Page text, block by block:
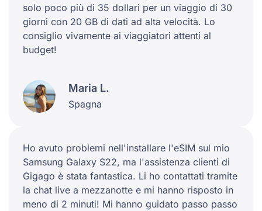
solo poco più di 35 dollari per un viaggio di 30
giorni con 20 GB di dati ad alta velocità. Lo
consiglio vivamente ai viaggiatori attenti al
budget!
Maria L.
Spagna
Ho avuto problemi nell'installare l'eSIM sul mio
Samsung Galaxy S22, ma l'assistenza clienti di
Gigago è stata fantastica. Li ho contattati tramite
la chat live a mezzanotte e mi hanno risposto in
meno di 2 minuti! Mi hanno guidato passo passo